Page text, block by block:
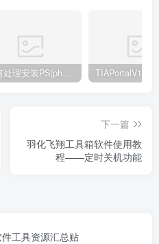
如何处理安装PS(photoshop cc2018) 时，提示系统或者IE浏览器需要升级
下一篇
羽化飞翔工具箱软件使用教
程——定时关机功能
工具资源汇总贴